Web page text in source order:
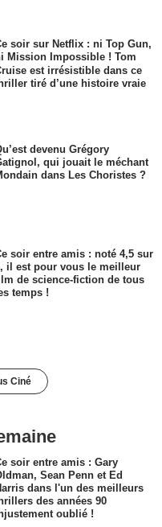
soir sur Netflix : ni Top Gun,
Mission Impossible ! Tom
est irrésistible dans ce
tiré d’une histoire vraie
devenu Grégory
qui jouait le méchant
dans Les Choristes ?
soir entre amis : noté 4,5 sur
il est pour vous le meilleur
de science-fiction de tous
temps !
Ciné
soir entre amis : Gary
Sean Penn et Ed
dans l'un des meilleurs
des années 90
oublié !